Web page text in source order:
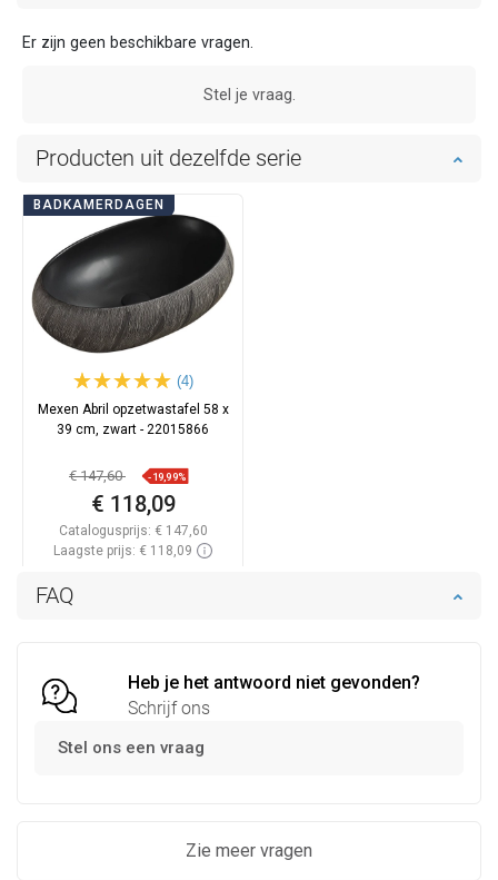
FAQ
Heb je het antwoord niet gevonden?
Schrijf ons
Stel ons een vraag
Zie meer vragen
Er zijn geen beschikbare vragen.
Stel je vraag.
Producten uit dezelfde serie
BADKAMERDAGEN
(4)
Mexen Abril opzetwastafel 58 x
39 cm, zwart - 22015866
€ 147,60 -19,99%
€ 118,09
Catalogusprijs: € 147,60
Laagste prijs: € 118,09